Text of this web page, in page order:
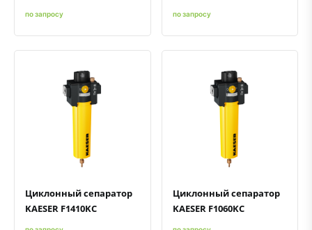
по запросу по запросу
Быстрый просмотрДобавить к сравнению
Циклонный сепаратор
KAESER F1410KC
Быстрый просмотрДобавить к сравнению
Циклонный сепаратор
KAESER F1060KC